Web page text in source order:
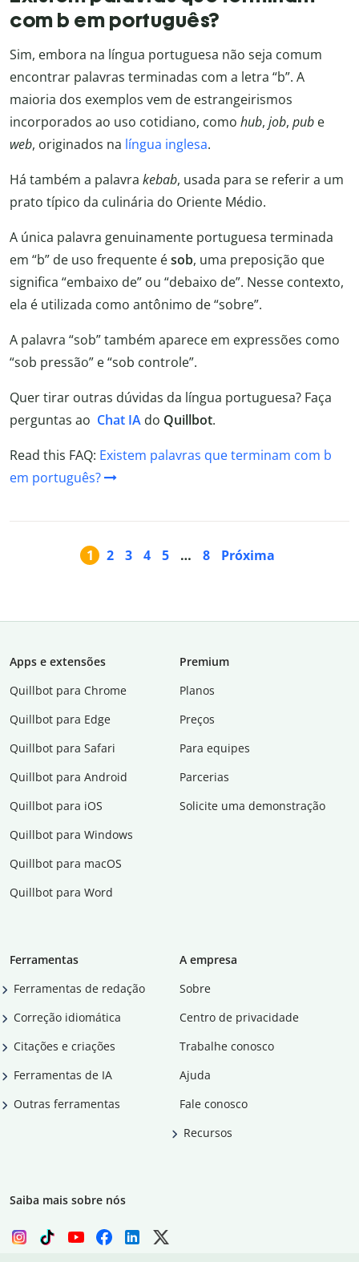
com b em português?
Sim, embora na língua portuguesa não seja comum
encontrar palavras terminadas com a letra “b”. A
maioria dos exemplos vem de estrangeirismos
incorporados ao uso cotidiano, como hub, job, pub e
web, originados na língua inglesa.
Há também a palavra kebab, usada para se referir a um
prato típico da culinária do Oriente Médio.
A única palavra genuinamente portuguesa terminada
em “b” de uso frequente ésob, uma preposição que
significa “embaixo de” ou “debaixo de”. Nesse contexto,
ela é utilizada como antônimo de “sobre”.
A palavra “sob” também aparece em expressões como
“sob pressão” e “sob controle”.
Quer tirar outras dúvidas da língua portuguesa? Faça
perguntas ao Chat IA do Quillbot.
Read this FAQ: Existem palavras que terminam com b
em português?
1 2 3 4 5 … 8 Próxima
Apps e extensões
Quillbot para Chrome
Quillbot para Edge
Quillbot para Safari
Quillbot para Android
Quillbot para iOS
Quillbot para Windows
Quillbot para macOS
Quillbot para Word
Premium
Planos
Preços
Para equipes
Parcerias
Solicite uma demonstração
Ferramentas
Ferramentas de redação
Correção idiomática
Citações e criações
Ferramentas de IA
Outras ferramentas
A empresa
Sobre
Centro de privacidade
Trabalhe conosco
Ajuda
Fale conosco
Recursos
Saiba mais sobre nós